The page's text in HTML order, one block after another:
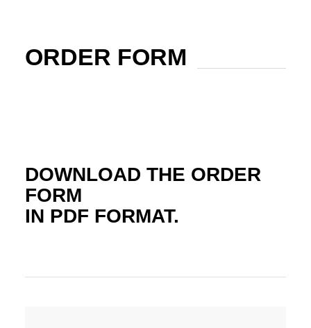
ORDER FORM
DOWNLOAD THE ORDER
FORM
IN PDF FORMAT.